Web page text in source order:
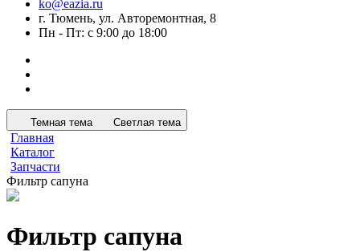
ko@eazia.ru
г. Тюмень, ул. Авторемонтная, 8
Пн - Пт: с 9:00 до 18:00
Темная тема Светлая тема
Главная
Каталог
Запчасти
Фильтр сапуна
Фильтр сапуна